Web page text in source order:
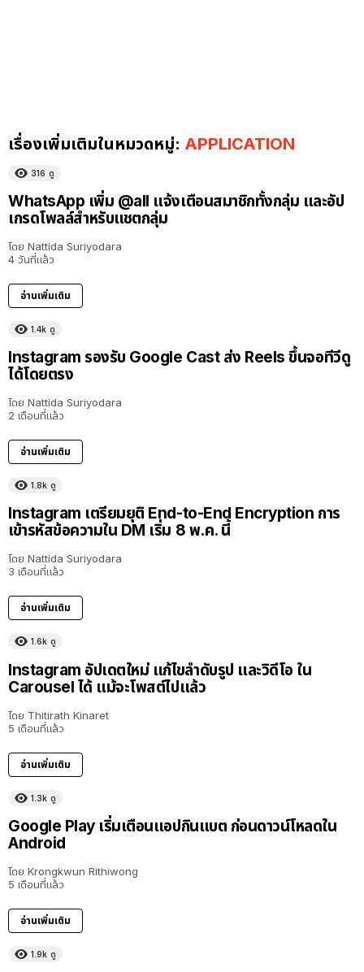
เรื่องเพิ่มเติมในหมวดหมู่: APPLICATION
316 ดู
WhatsApp เพิ่ม @all แจ้งเตือนสมาชิกทั้งกลุ่ม และอัป
เกรดโพลล์สำหรับแชตกลุ่ม
โดย Nattida Suriyodara
4 วันที่แล้ว
อ่านเพิ่มเติม
1.4k ดู
Instagram รองรับ Google Cast ส่ง Reels ขึ้นจอทีวีดู
ได้โดยตรง
โดย Nattida Suriyodara
2 เดือนที่แล้ว
อ่านเพิ่มเติม
1.8k ดู
Instagram เตรียมยุติ End-to-End Encryption การ
เข้ารหัสข้อความใน DM เริ่ม 8 พ.ค. นี้
โดย Nattida Suriyodara
3 เดือนที่แล้ว
อ่านเพิ่มเติม
1.6k ดู
Instagram อัปเดตใหม่ แก้ไขลำดับรูป และวิดีโอ ใน
Carousel ได้ แม้จะโพสต์ไปแล้ว
โดย Thitirath Kinaret
5 เดือนที่แล้ว
อ่านเพิ่มเติม
1.3k ดู
Google Play เริ่มเตือนแอปกินแบต ก่อนดาวน์โหลดใน
Android
โดย Krongkwun Rithiwong
5 เดือนที่แล้ว
อ่านเพิ่มเติม
1.9k ดู